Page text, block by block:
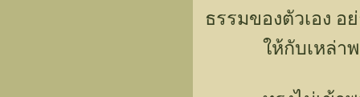
ธรรมของตัวเอง อ
ให้กับเหล่าพระ